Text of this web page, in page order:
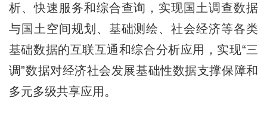
析、快速服务和综合查询，实现国土调查数据
与国土空间规划、基础测绘、社会经济等各类
基础数据的互联互通和综合分析应用，实现“三
调”数据对经济社会发展基础性数据支撑保障和
多元多级共享应用。